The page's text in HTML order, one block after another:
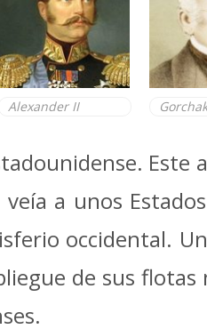
Alexander II
Este
a unos
occidental.
de sus flotas